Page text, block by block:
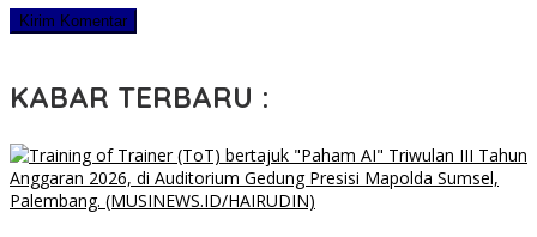
KABAR TERBARU :